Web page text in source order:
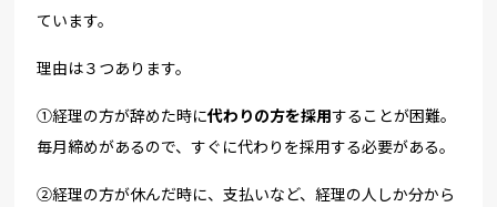
ています。
理由は３つあります。
①経理の方が辞めた時に代わりの方を採用することが困難。
毎月締めがあるので、すぐに代わりを採用する必要がある。
②経理の方が休んだ時に、支払いなど、経理の人しか分から